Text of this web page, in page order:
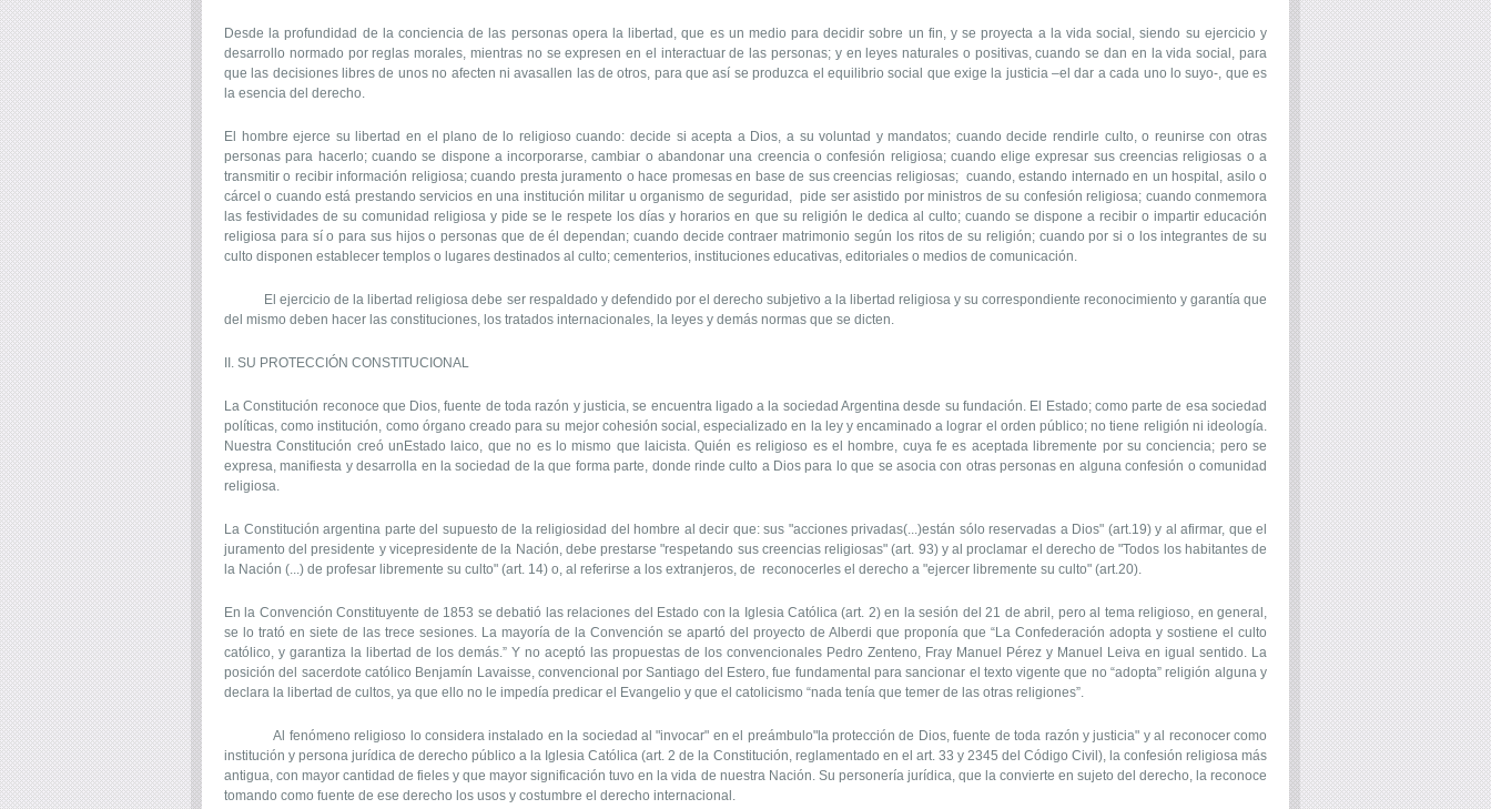
Desde la profundidad de la conciencia de las personas opera la libertad, que es un medio para decidir sobre un fin, y se proyecta a la vida social, siendo su ejercicio y
desarrollo normado por reglas morales, mientras no se expresen en el interactuar de las personas; y en leyes naturales o positivas, cuando se dan en la vida social, para
que las decisiones libres de unos no afecten ni avasallen las de otros, para que así se produzca el equilibrio social que exige la justicia –el dar a cada uno lo suyo-, que es
la esencia del derecho.
El hombre ejerce su libertad en el plano de lo religioso cuando: decide si acepta a Dios, a su voluntad y mandatos; cuando decide rendirle culto, o reunirse con otras
personas para hacerlo; cuando se dispone a incorporarse, cambiar o abandonar una creencia o confesión religiosa; cuando elige expresar sus creencias religiosas o a
transmitir o recibir información religiosa; cuando presta juramento o hace promesas en base de sus creencias religiosas; cuando, estando internado en un hospital, asilo o
cárcel o cuando está prestando servicios en una institución militar u organismo de seguridad, pide ser asistido por ministros de su confesión religiosa; cuando conmemora
las festividades de su comunidad religiosa y pide se le respete los días y horarios en que su religión le dedica al culto; cuando se dispone a recibir o impartir educación
religiosa para sí o para sus hijos o personas que de él dependan; cuando decide contraer matrimonio según los ritos de su religión; cuando por si o los integrantes de su
culto disponen establecer templos o lugares destinados al culto; cementerios, instituciones educativas, editoriales o medios de comunicación.
El ejercicio de la libertad religiosa debe ser respaldado y defendido por el derecho subjetivo a la libertad religiosa y su correspondiente reconocimiento y garantía que
del mismo deben hacer las constituciones, los tratados internacionales, la leyes y demás normas que se dicten.
II. SU PROTECCIÓN CONSTITUCIONAL
La Constitución reconoce que Dios, fuente de toda razón y justicia, se encuentra ligado a la sociedad Argentina desde su fundación. El Estado; como parte de esa sociedad
políticas, como institución, como órgano creado para su mejor cohesión social, especializado en la ley y encaminado a lograr el orden público; no tiene religión ni ideología.
Nuestra Constitución creó unEstado laico, que no es lo mismo que laicista. Quién es religioso es el hombre, cuya fe es aceptada libremente por su conciencia; pero se
expresa, manifiesta y desarrolla en la sociedad de la que forma parte, donde rinde culto a Dios para lo que se asocia con otras personas en alguna confesión o comunidad
religiosa.
La Constitución argentina parte del supuesto de la religiosidad del hombre al decir que: sus "acciones privadas(...)están sólo reservadas a Dios" (art.19) y al afirmar, que el
juramento del presidente y vicepresidente de la Nación, debe prestarse "respetando sus creencias religiosas" (art. 93) y al proclamar el derecho de "Todos los habitantes de
la Nación (...) de profesar libremente su culto" (art. 14) o, al referirse a los extranjeros, de reconocerles el derecho a "ejercer libremente su culto" (art.20).
En la Convención Constituyente de 1853 se debatió las relaciones del Estado con la Iglesia Católica (art. 2) en la sesión del 21 de abril, pero al tema religioso, en general,
se lo trató en siete de las trece sesiones. La mayoría de la Convención se apartó del proyecto de Alberdi que proponía que “La Confederación adopta y sostiene el culto
católico, y garantiza la libertad de los demás.” Y no aceptó las propuestas de los convencionales Pedro Zenteno, Fray Manuel Pérez y Manuel Leiva en igual sentido. La
posición del sacerdote católico Benjamín Lavaisse, convencional por Santiago del Estero, fue fundamental para sancionar el texto vigente que no “adopta” religión alguna y
declara la libertad de cultos, ya que ello no le impedía predicar el Evangelio y que el catolicismo “nada tenía que temer de las otras religiones”.
Al fenómeno religioso lo considera instalado en la sociedad al "invocar" en el preámbulo"la protección de Dios, fuente de toda razón y justicia" y al reconocer como
institución y persona jurídica de derecho público a la Iglesia Católica (art. 2 de la Constitución, reglamentado en el art. 33 y 2345 del Código Civil), la confesión religiosa más
antigua, con mayor cantidad de fieles y que mayor significación tuvo en la vida de nuestra Nación. Su personería jurídica, que la convierte en sujeto del derecho, la reconoce
tomando como fuente de ese derecho los usos y costumbre el derecho internacional.